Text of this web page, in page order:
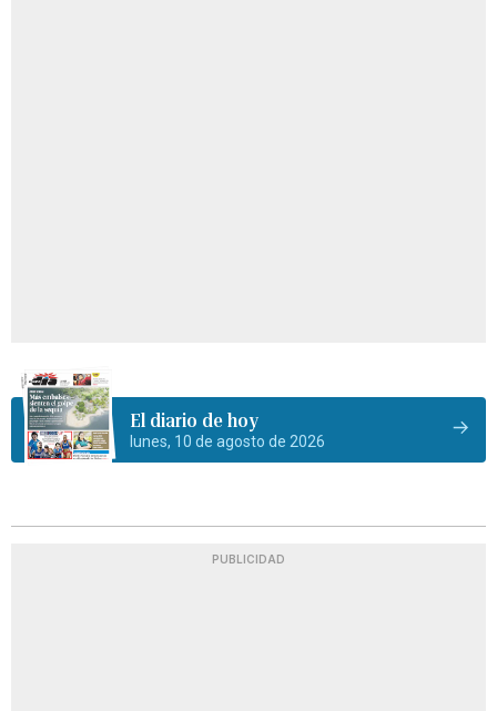
El diario de hoy
lunes, 10 de agosto de 2026
PUBLICIDAD